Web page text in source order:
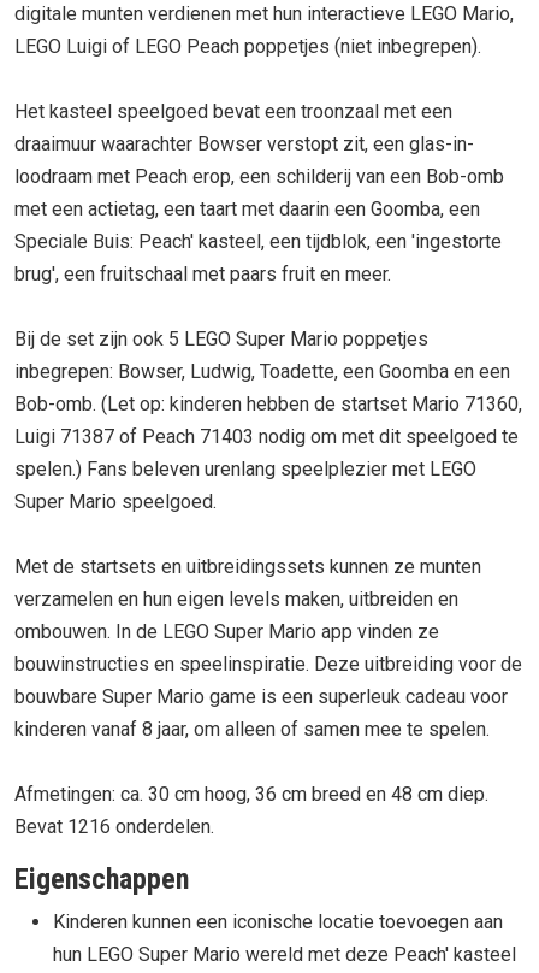
digitale munten verdienen met hun interactieve LEGO Mario,
LEGO Luigi of LEGO Peach poppetjes (niet inbegrepen).
Het kasteel speelgoed bevat een troonzaal met een
draaimuur waarachter Bowser verstopt zit, een glas-in-
loodraam met Peach erop, een schilderij van een Bob-omb
met een actietag, een taart met daarin een Goomba, een
Speciale Buis: Peach' kasteel, een tijdblok, een 'ingestorte
brug', een fruitschaal met paars fruit en meer.
Bij de set zijn ook 5 LEGO Super Mario poppetjes
inbegrepen: Bowser, Ludwig, Toadette, een Goomba en een
Bob-omb. (Let op: kinderen hebben de startset Mario 71360,
Luigi 71387 of Peach 71403 nodig om met dit speelgoed te
spelen.) Fans beleven urenlang speelplezier met LEGO
Super Mario speelgoed.
Met de startsets en uitbreidingssets kunnen ze munten
verzamelen en hun eigen levels maken, uitbreiden en
ombouwen. In de LEGO Super Mario app vinden ze
bouwinstructies en speelinspiratie. Deze uitbreiding voor de
bouwbare Super Mario game is een superleuk cadeau voor
kinderen vanaf 8 jaar, om alleen of samen mee te spelen.
Afmetingen: ca. 30 cm hoog, 36 cm breed en 48 cm diep.
Bevat 1216 onderdelen.
Eigenschappen
Kinderen kunnen een iconische locatie toevoegen aan
hun LEGO Super Mario wereld met deze Peach' kasteel